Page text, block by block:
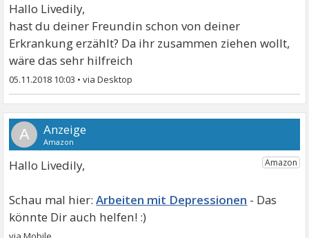
Hallo Livedily,
hast du deiner Freundin schon von deiner
Erkrankung erzählt? Da ihr zusammen ziehen wollt,
wäre das sehr hilfreich
05.11.2018 10:03 •
A
Hallo Livedily,
Arbeiten mit Depressionen